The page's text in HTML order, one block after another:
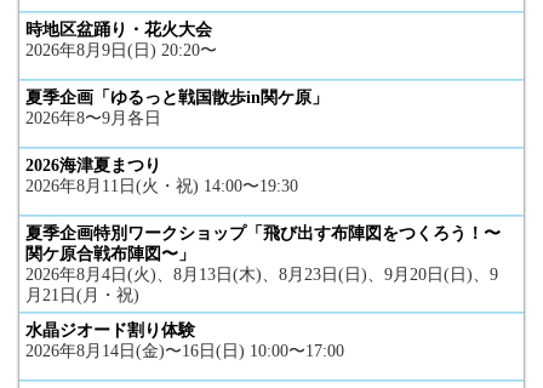
時地区盆踊り・花火大会
2026年8月9日(日) 20:20〜
夏季企画「ゆるっと戦国散歩in関ケ原」
2026年8〜9月各日
2026海津夏まつり
2026年8月11日(火・祝) 14:00〜19:30
夏季企画特別ワークショップ「飛び出す布陣図をつくろう！〜
関ケ原合戦布陣図〜」
2026年8月4日(火)、8月13日(木)、8月23日(日)、9月20日(日)、9
月21日(月・祝)
水晶ジオード割り体験
2026年8月14日(金)〜16日(日) 10:00〜17:00